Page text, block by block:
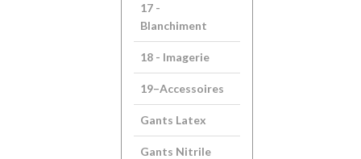
17 -
Blanchiment
18 - Imagerie
19–Accessoires
Gants Latex
Gants Nitrile